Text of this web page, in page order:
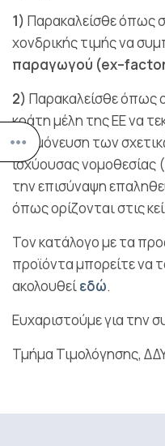
1) Παρακαλείσθε όπως
χονδρικής τιμής να
παραγωγού (ex–
2) Παρακαλείσθε όπως
κράτη μέλη της ΕΕ να
μνημόνευση των
ισχύουσας νομοθεσίας
την επισύναψη
όπως ορίζονται στις
Τον κατάλογο με τα
προϊόντα μπορείτε να
ακολουθείεδώ.
Ευχαριστούμε για την
Τμήμα Τιμολόγησης,